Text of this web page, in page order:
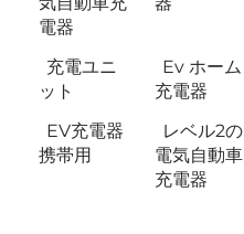
電器
充電ユニ
ット
Ev ホーム
充電器
EV充電器
携帯用
レベル2の
電気自動車
充電器